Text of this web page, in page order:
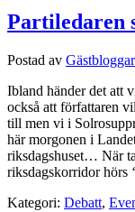
Partiledaren
Postad av
Ibland händer det att
också att författaren
till men vi i
här morgonen i
riksdagshuset… När
riksdagskorridor
Kategori: Debatt,